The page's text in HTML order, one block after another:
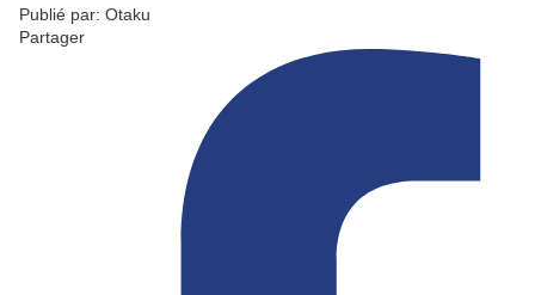
Publié par: Otaku
Partager